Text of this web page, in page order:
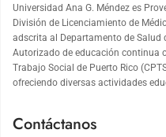
Universidad Ana G. Méndez es
División de Licenciamiento de
adscrita al Departamento de Salud
Autorizado de educación continua
Trabajo Social de Puerto Rico
ofreciendo diversas actividades
Contáctanos